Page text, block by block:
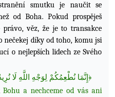
smutku je naučit se
od Boha. Pokud prospěješ
věz, že je to transakce
nečekej díky od toho, komu jsi
o nejlepších lidech ze Svého
﴿إِنَّمَا نُطْعِمُكُمْ لِوَجْهِ للَّهِ لَا
a nechceme od vás ani